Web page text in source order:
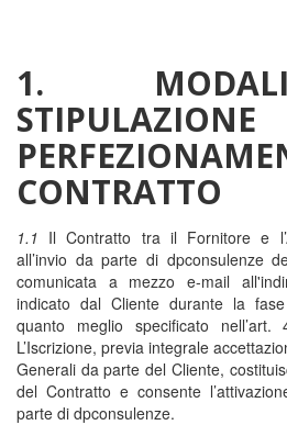
1.
CONTRATTO
1.1 Il Contratto tra il Fornitore e
all’invio da parte di dpconsulenze
comunicata a mezzo e-mail
indicato dal Cliente durante la
quanto meglio specificato
L’Iscrizione, previa integrale
Generali da parte del Cliente,
del Contratto e consente
parte di dpconsulenze.